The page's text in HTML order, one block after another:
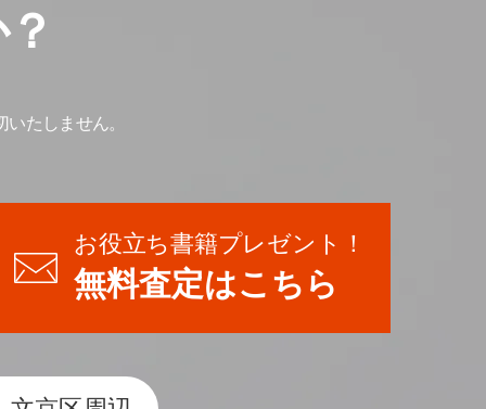
たしません。
お役立ち書籍プレゼント！
無料査定はこちら